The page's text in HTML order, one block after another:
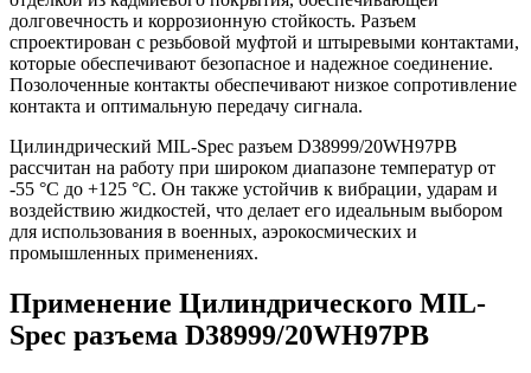
долговечность и коррозионную стойкость. Разъем
спроектирован с резьбовой муфтой и штыревыми контактами,
которые обеспечивают безопасное и надежное соединение.
Позолоченные контакты обеспечивают низкое сопротивление
контакта и оптимальную передачу сигнала.
Цилиндрический MIL-Spec разъем D38999/20WH97PB
рассчитан на работу при широком диапазоне температур от
-55 °C до +125 °C. Он также устойчив к вибрации, ударам и
воздействию жидкостей, что делает его идеальным выбором
для использования в военных, аэрокосмических и
промышленных применениях.
Применение Цилиндрического MIL-
Spec разъема D38999/20WH97PB